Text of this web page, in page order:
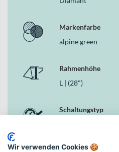
Zulässiges Gesamtgewicht
Warum dieses Bike in der
überzeugt
sportliche Race-Gene mit einer
ausgerichteten Ausstattung. Der
Bike zu einem zuverlässigen
und Offroad-Pfaden – genau
einen Untergrund.
Markenfarbe
alpine green
Rahmenhöhe
L | (28")
Schaltungstyp
Wir verwenden Cookies 🍪